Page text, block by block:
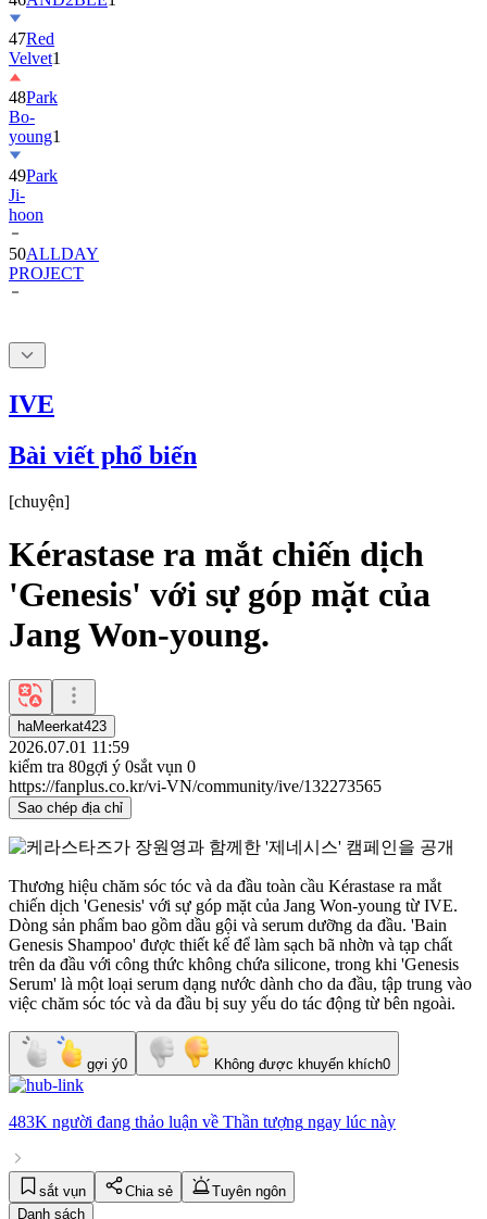
Velvet
48Park
Bo-
young1
49Park
Ji-
hoon
50ALLDAY
PROJECT
IVE
Bài viết phổ biến
[chuyện]
Kérastase ra mắt chiến dịch
'Genesis' với sự góp mặt của
Jang Won-young.
haMeerkat423
2026.07.01 11:59
kiểm tra 80gợi ý 0sắt vụn 0
https://fanplus.co.kr/vi-VN/community/ive/132273565
Sao chép địa chỉ
Thương hiệu chăm sóc tóc và da đầu toàn cầu Kérastase ra mắt
chiến dịch 'Genesis' với sự góp mặt của Jang Won-young từ IVE.
Dòng sản phẩm bao gồm dầu gội và serum dưỡng da đầu. 'Bain
Genesis Shampoo' được thiết kế để làm sạch bã nhờn và tạp chất
trên da đầu với công thức không chứa silicone, trong khi 'Genesis
Serum' là một loại serum dạng nước dành cho da đầu, tập trung vào
việc chăm sóc tóc và da đầu bị suy yếu do tác động từ bên ngoài.
gợi ý0 Không được khuyến khích0
483K người đang thảo luận về Thần tượng ngay lúc này
sắt vụn Chia sẻ
Tuyên ngôn
Danh sách